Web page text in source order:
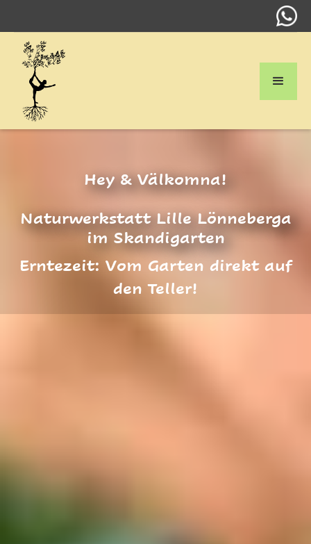
Hey & Välkomna!
Naturwerkstatt Lille Lönneberga
im Skandigarten
Erntezeit: Vom Garten direkt auf
den Teller!